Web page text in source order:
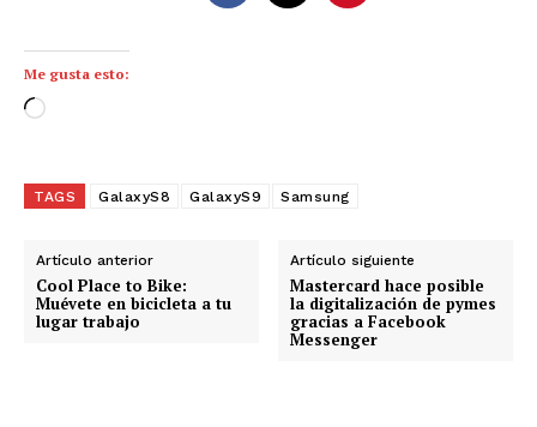
Me gusta esto:
C
g
n
d
o
TAGS GalaxyS8 GalaxyS9 Samsung
Artículo anterior
Cool Place to Bike:
Muévete en bicicleta a tu
lugar trabajo
Artículo siguiente
Mastercard hace posible
la digitalización de pymes
gracias a Facebook
Messenger